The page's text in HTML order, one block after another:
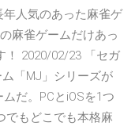
年人気のあった麻雀ゲ
麻雀ゲームだけあっ
！ 2020/02/23 「セガ
「MJ」シリーズが
だ。PCとiOSを1つ
でもどこでも本格麻